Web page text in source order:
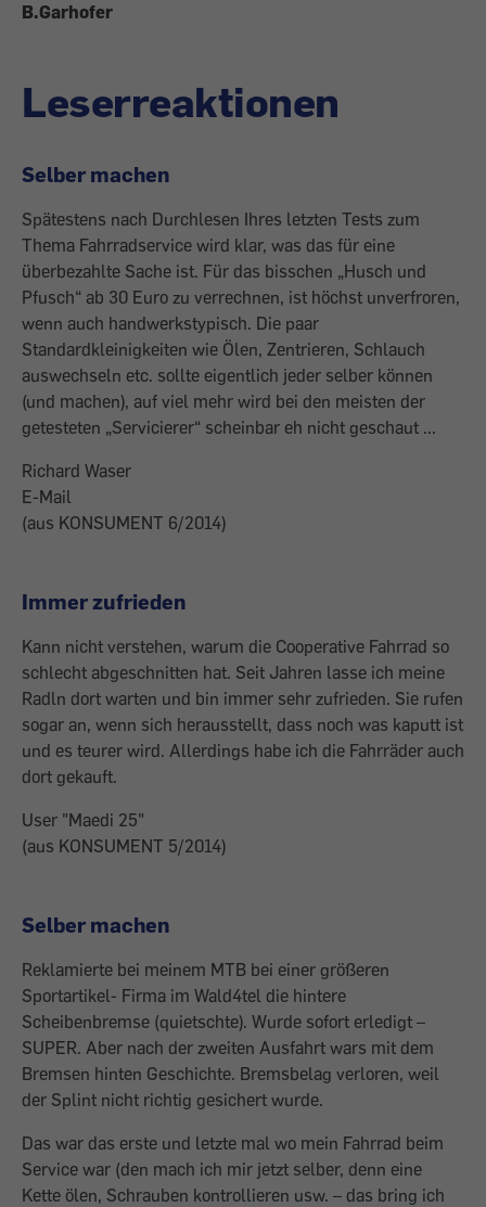
B.Garhofer
Leserreaktionen
Selber machen
Spätestens nach Durchlesen Ihres letzten Tests zum
Thema Fahrradservice wird klar, was das für eine
überbezahlte Sache ist. Für das bisschen „Husch und
Pfusch“ ab 30 Euro zu verrechnen, ist höchst unverfroren,
wenn auch handwerkstypisch. Die paar
Standardkleinigkeiten wie Ölen, Zentrieren, Schlauch
auswechseln etc. sollte eigentlich jeder selber können
(und machen), auf viel mehr wird bei den meisten der
getesteten „Servicierer“ scheinbar eh nicht geschaut ...
Richard Waser
E-Mail
(aus KONSUMENT 6/2014)
Immer zufrieden
Kann nicht verstehen, warum die Cooperative Fahrrad so
schlecht abgeschnitten hat. Seit Jahren lasse ich meine
Radln dort warten und bin immer sehr zufrieden. Sie rufen
sogar an, wenn sich herausstellt, dass noch was kaputt ist
und es teurer wird. Allerdings habe ich die Fahrräder auch
dort gekauft.
User "Maedi 25"
(aus KONSUMENT 5/2014)
Selber machen
Reklamierte bei meinem MTB bei einer größeren
Sportartikel- Firma im Wald4tel die hintere
Scheibenbremse (quietschte). Wurde sofort erledigt –
SUPER. Aber nach der zweiten Ausfahrt wars mit dem
Bremsen hinten Geschichte. Bremsbelag verloren, weil
der Splint nicht richtig gesichert wurde.
Das war das erste und letzte mal wo mein Fahrrad beim
Service war (den mach ich mir jetzt selber, denn eine
Kette ölen, Schrauben kontrollieren usw. – das bring ich